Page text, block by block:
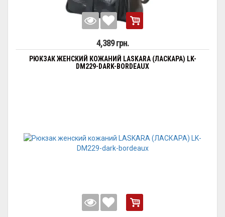
4,389 грн.
РЮКЗАК ЖЕНСКИЙ КОЖАНИЙ LASKARA (ЛАСКАРА) LK-
DM229-DARK-BORDEAUX